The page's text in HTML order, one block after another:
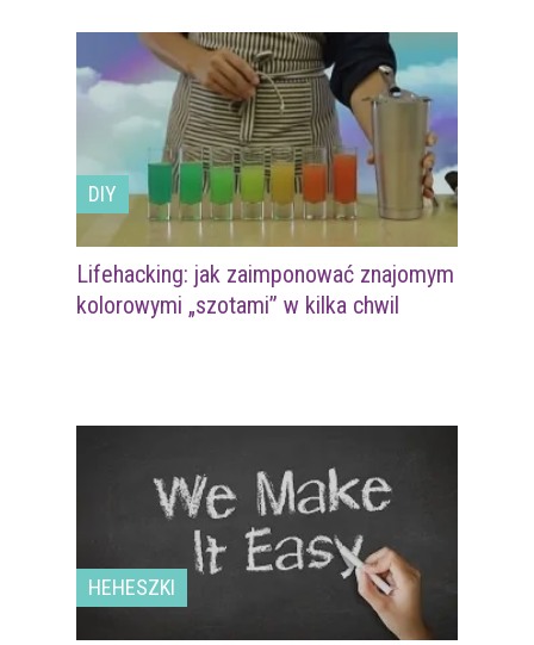
DIY
Lifehacking: jak zaimponować znajomym
kolorowymi „szotami” w kilka chwil
HEHESZKI